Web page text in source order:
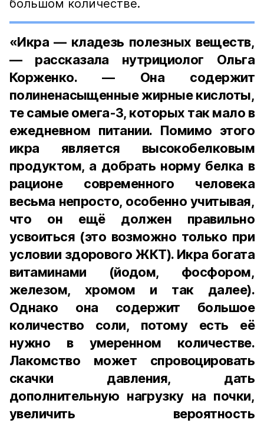
большом количестве.
«Икра — кладезь полезных веществ,
— рассказала нутрициолог Ольга
Корженко. — Она содержит
полиненасыщенные жирные кислоты,
те самые омега-3, которых так мало в
ежедневном питании. Помимо этого
икра является высокобелковым
продуктом, а добрать норму белка в
рационе современного человека
весьма непросто, особенно учитывая,
что он ещё должен правильно
усвоиться (это возможно только при
условии здорового ЖКТ). Икра богата
витаминами (йодом, фосфором,
железом, хромом и так далее).
Однако она содержит большое
количество соли, потому есть её
нужно в умеренном количестве.
Лакомство может спровоцировать
скачки давления, дать
дополнительную нагрузку на почки,
увеличить вероятность